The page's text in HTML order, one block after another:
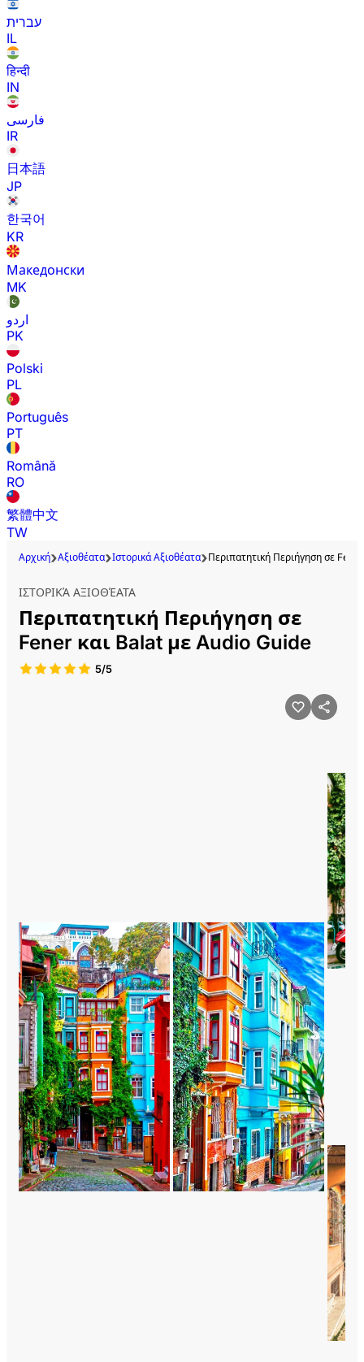
עברית
IL
हिन्दी
IN
فارسی
IR
日本語
JP
한국어
KR
Македонски
MK
اردو
PK
Polski
PL
Português
PT
Română
RO
繁體中文
TW
Αρχική Αξιοθέατα Ιστορικά Αξιοθέατα Περιπατητική Περιήγηση σε
ΙΣΤΟΡΙΚΆ ΑΞΙΟΘΈΑΤΑ
Περιπατητική Περιήγηση σε
Fener και Balat με Audio Guide
5/5